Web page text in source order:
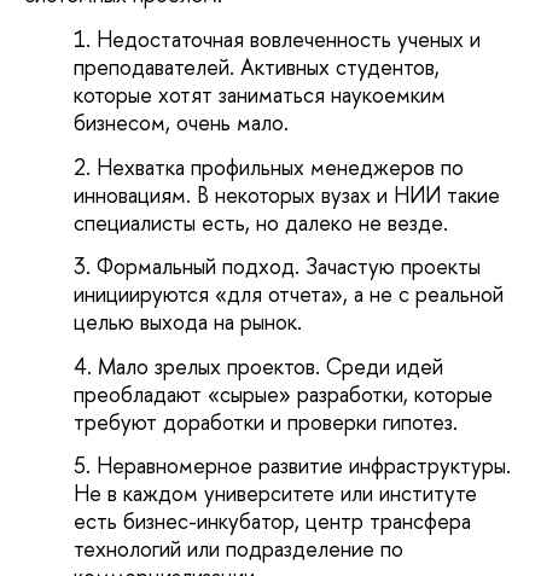
Недостаточная вовлеченность ученых и
преподавателей. Активных студентов,
которые хотят заниматься наукоемким
бизнесом, очень мало.
Нехватка профильных менеджеров по
инновациям. В некоторых вузах и НИИ такие
специалисты есть, но далеко не везде.
Формальный подход. Зачастую проекты
инициируются «для отчета», а не с реальной
целью выхода на рынок.
Мало зрелых проектов. Среди идей
преобладают «сырые» разработки, которые
требуют доработки и проверки гипотез.
Неравномерное развитие инфраструктуры.
Не в каждом университете или институте
есть бизнес-инкубатор, центр трансфера
технологий или подразделение по